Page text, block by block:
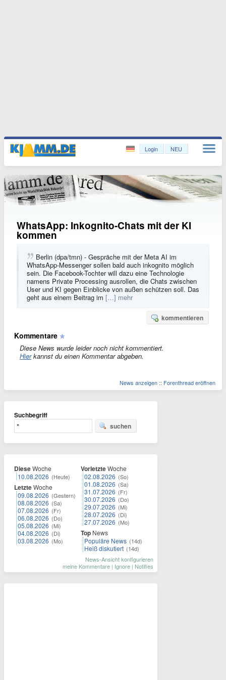
Login NEU
WhatsApp: Inkognito-Chats mit der KI
kommen
Berlin (dpa/tmn) - Gespräche mit der Meta AI im
WhatsApp-Messenger sollen bald auch inkognito möglich
sein. Die Facebook-Tochter will dazu eine Technologie
namens Private Processing ausrollen, die Chats zwischen
User und KI gegen Einblicke von außen schützen soll. Das
geht aus einem Beitrag im […] mehr
kommentieren
Kommentare
Diese News wurde leider noch nicht kommentiert.
Hierkannst du einen Kommentar abgeben.
News anzeigen :: Forenthread eröffnen
Suchbegriff
suchen
DieseWoche
10.08.2026 (Heute)
LetzteWoche
09.08.2026 (Gestern)
08.08.2026 (Sa)
07.08.2026 (Fr)
06.08.2026 (Do)
05.08.2026 (Mi)
04.08.2026 (Di)
03.08.2026 (Mo)
VorletzteWoche
02.08.2026 (So)
01.08.2026 (Sa)
31.07.2026 (Fr)
30.07.2026 (Do)
29.07.2026 (Mi)
28.07.2026 (Di)
27.07.2026 (Mo)
Top News
Populäre News (14d)
Heiß diskutiert (14d)
News-Ansicht konfigurieren
meine Kommentare | Ignore | Notifies